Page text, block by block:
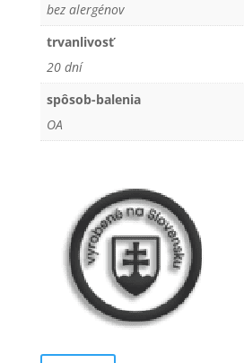
bez alergénov
trvanlivosť
20 dní
spôsob-balenia
OA